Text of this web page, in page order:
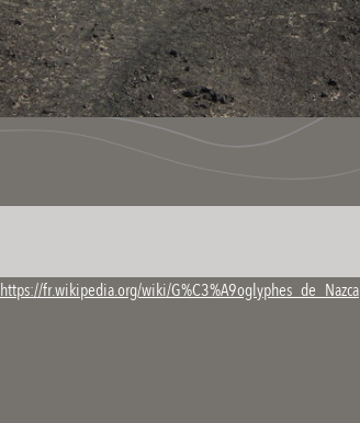
https://fr.wikipedia.org/wiki/G%C3%A9oglyphes_de_Nazca